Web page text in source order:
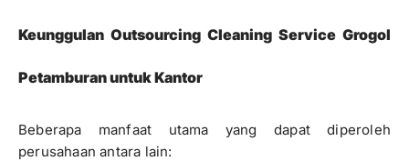
Keunggulan Outsourcing Cleaning Service Grogol
Petamburan untuk Kantor
Beberapa manfaat utama yang dapat diperoleh
perusahaan antara lain: